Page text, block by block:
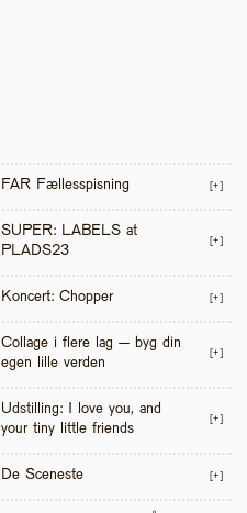
FAR Fællesspisning [+]
SUPER: LABELS at
PLADS23
[+]
Koncert: Chopper [+]
Collage i flere lag – byg din
egen lille verden
[+]
Udstilling: I love you, and
your tiny little friends
[+]
De Sceneste [+]